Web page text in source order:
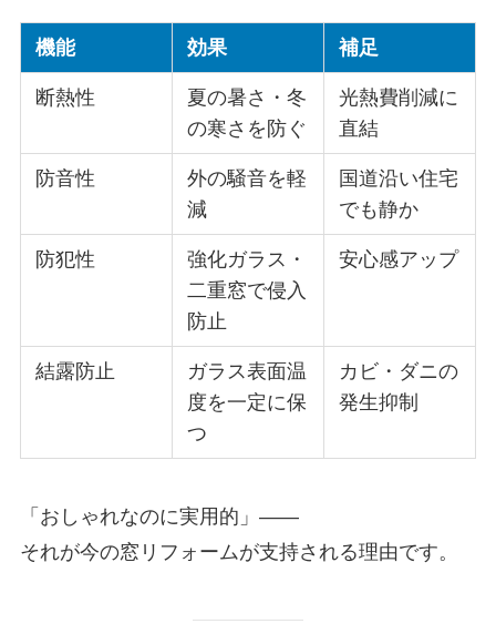
機能 効果 補足
断熱性
夏の暑さ・冬
の寒さを防ぐ
光熱費削減に
直結
防音性
外の騒音を軽
減
国道沿い住宅
でも静か
防犯性
強化ガラス・
二重窓で侵入
防止
安心感アップ
結露防止
ガラス表面温
度を一定に保
つ
カビ・ダニの
発生抑制
「おしゃれなのに実用的」——
それが今の窓リフォームが支持される理由です。